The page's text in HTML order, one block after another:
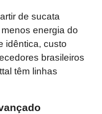
de sucata
energia do
idêntica, custo
brasileiros
têm linhas